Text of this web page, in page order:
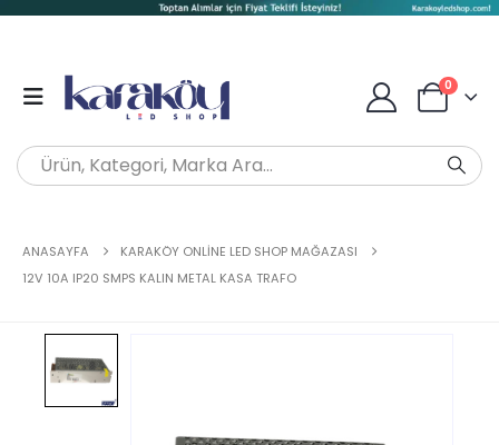
0
ANASAYFA
KARAKÖY ONLINE LED SHOP MAĞAZASI
12V 10A IP20 SMPS KALIN METAL KASA TRAFO